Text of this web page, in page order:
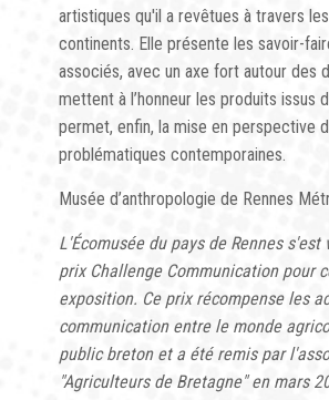
artistiques qu'il a revêtues à travers
continents. Elle présente les savoir-
associés, avec un axe fort autour des
mettent à l’honneur les produits issus
permet, enfin, la mise en perspective
problématiques contemporaines.
Musée d’anthropologie de Rennes
L'Écomusée du pays de Rennes
prix Challenge Communication pour
exposition. Ce prix récompense les
communication entre le monde
public breton et a été remis par
"Agriculteurs de Bretagne" en mars